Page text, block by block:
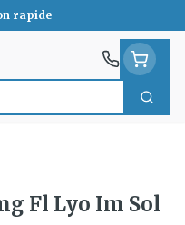
rapide
Fl Lyo Im Sol